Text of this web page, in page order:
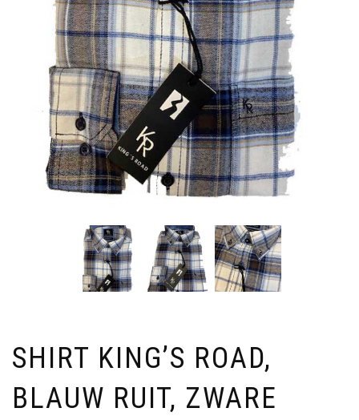
SHIRT KING’S ROAD,
BLAUW RUIT, ZWARE